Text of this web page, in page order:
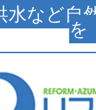
水など自
を